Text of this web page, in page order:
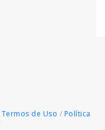
Termos de Uso / Política